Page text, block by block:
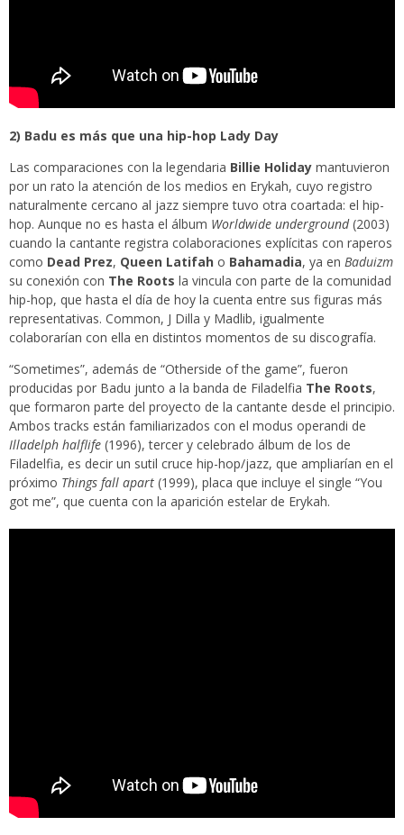
2) Badu es más que una hip-hop Lady Day
Las comparaciones con la legendaria Billie Holiday mantuvieron
por un rato la atención de los medios en Erykah, cuyo registro
naturalmente cercano al jazz siempre tuvo otra coartada: el hip-
hop. Aunque no es hasta el álbum Worldwide underground(2003)
cuando la cantante registra colaboraciones explícitas con raperos
como Dead Prez, Queen Latifah o Bahamadia, ya en Baduizm
su conexión con The Roots la vincula con parte de la comunidad
hip-hop, que hasta el día de hoy la cuenta entre sus figuras más
representativas. Common, J Dilla y Madlib, igualmente
colaborarían con ella en distintos momentos de su discografía.
“Sometimes”, además de “Otherside of the game”, fueron
producidas por Badu junto a la banda de Filadelfia The Roots,
que formaron parte del proyecto de la cantante desde el principio.
Ambos tracks están familiarizados con el modus operandi de
Illadelph halflife (1996), tercer y celebrado álbum de los de
Filadelfia, es decir un sutil cruce hip-hop/jazz, que ampliarían en el
próximo Things fall apart (1999), placa que incluye el single “You
got me”, que cuenta con la aparición estelar de Erykah.